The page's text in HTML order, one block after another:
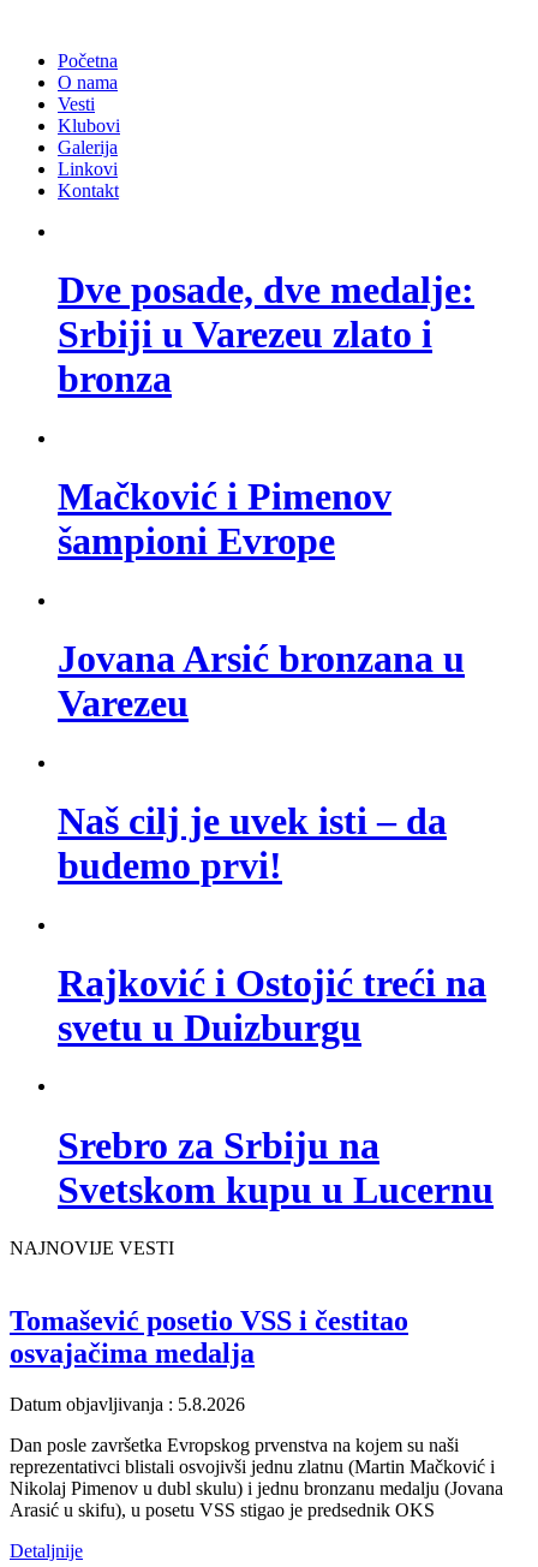
Početna
O nama
Vesti
Klubovi
Galerija
Linkovi
Kontakt
Dve posade, dve medalje:
Srbiji u Varezeu zlato i
bronza
Mačković i Pimenov
šampioni Evrope
Jovana Arsić bronzana u
Varezeu
Naš cilj je uvek isti – da
budemo prvi!
Rajković i Ostojić treći na
svetu u Duizburgu
Srebro za Srbiju na
Svetskom kupu u Lucernu
NAJNOVIJE VESTI
Tomašević posetio VSS i čestitao
osvajačima medalja
Datum objavljivanja : 5.8.2026
Dan posle završetka Evropskog prvenstva na kojem su naši
reprezentativci blistali osvojivši jednu zlatnu (Martin Mačković i
Nikolaj Pimenov u dubl skulu) i jednu bronzanu medalju (Jovana
Arasić u skifu), u posetu VSS stigao je predsednik OKS
Detaljnije